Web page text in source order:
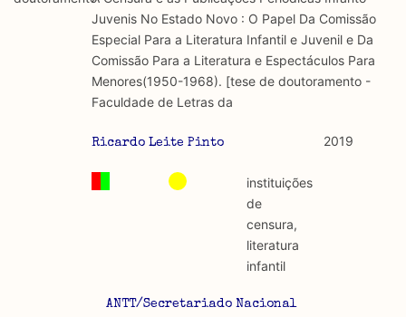
académicos.
Limitações
A lista procura incluir as publicações mais relevantes
produzidos até 2022, contudo não foi possível ter acesso
discurso e uso da liberdade de expressão. Trata-se de
uma censura que é omnipresente, dado que é
constitutiva do próprio acto de fala.
Regulatória e Constitutiva : são combinadas ambas
abordagens.
Tipo investigação realizada
Teórica
Juvenis No Estado Novo : O Papel Da Comissão
Especial Para a Literatura Infantil e Juvenil e Da
Comissão Para a Literatura e Espectáculos Para
Menores(1950-1968). [tese de doutoramento -
Faculdade de Letras da
Ricardo Leite Pinto 2019
ANTT/Secretariado Nacional
instituições
de
censura,
literatura
infantil